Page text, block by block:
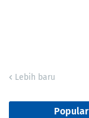
Lebih baru
Popular